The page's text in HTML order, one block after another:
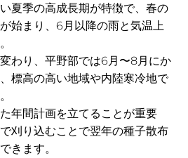
夏季の高成長期が特徴で、春の
始まり、6月以降の雨と気温上
わり、平野部では6月〜8月にか
標高の高い地域や内陸寒冷地で
年間計画を立てることが重要
刈り込むことで翌年の種子散布
きます。